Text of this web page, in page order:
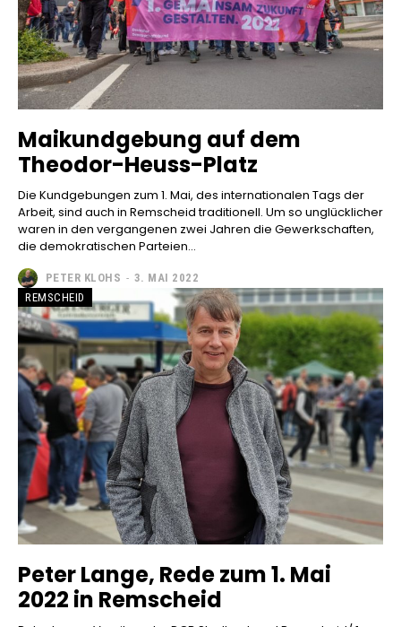
Maikundgebung auf dem
Theodor-Heuss-Platz
Die Kundgebungen zum 1. Mai, des internationalen Tags der
Arbeit, sind auch in Remscheid traditionell. Um so unglücklicher
waren in den vergangenen zwei Jahren die Gewerkschaften,
die demokratischen Parteien...
PETER KLOHS - 3. MAI 2022
REMSCHEID
Peter Lange, Rede zum 1. Mai
2022 in Remscheid